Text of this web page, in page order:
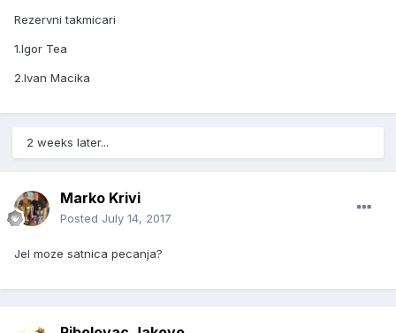
Rezervni takmicari
1.Igor Tea
2.Ivan Macika
2 weeks later...
Marko Krivi
Posted July 14, 2017
Jel moze satnica pecanja?